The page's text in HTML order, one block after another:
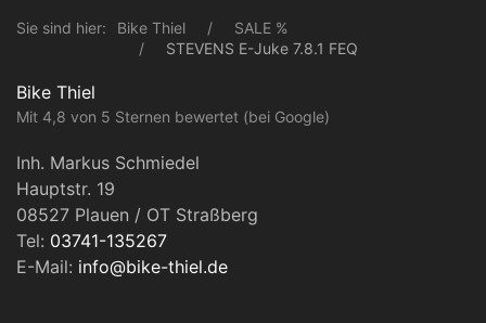
Sie sind hier: Bike Thiel
SALE %
STEVENS E-Juke 7.8.1 FEQ
Bike Thiel
Mit 4,8 von 5 Sternen bewertet (bei Google)
Inh. Markus Schmiedel
Hauptstr. 19
08527 Plauen / OT Straßberg
Tel: 03741-135267
E-Mail: info@bike-thiel.de